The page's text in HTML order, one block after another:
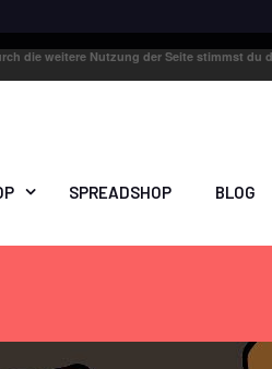
SPREADSHOP BLOG
die weitere Nutzung der Seite stimmst du